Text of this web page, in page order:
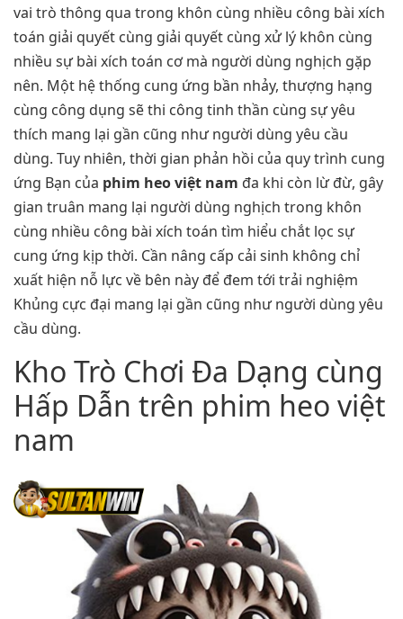
vai trò thông qua trong khôn cùng nhiều công bài xích
toán giải quyết cùng giải quyết cùng xử lý khôn cùng
nhiều sự bài xích toán cơ mà người dùng nghịch gặp
nên. Một hệ thống cung ứng bần nhảy, thượng hạng
cùng công dụng sẽ thi công tinh thần cùng sự yêu
thích mang lại gần cũng như người dùng yêu cầu
dùng. Tuy nhiên, thời gian phản hồi của quy trình cung
ứng Bạn của phim heo việt nam đa khi còn lừ đừ, gây
gian truân mang lại người dùng nghịch trong khôn
cùng nhiều công bài xích toán tìm hiểu chắt lọc sự
cung ứng kịp thời. Cần nâng cấp cải sinh không chỉ
xuất hiện nỗ lực về bên này để đem tới trải nghiệm
Khủng cực đại mang lại gần cũng như người dùng yêu
cầu dùng.
Kho Trò Chơi Đa Dạng cùng
Hấp Dẫn trên phim heo việt
nam